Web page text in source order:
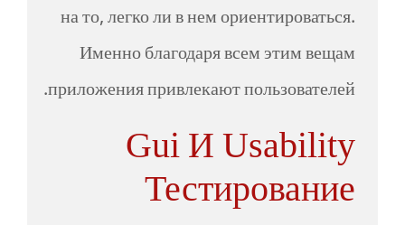
на то, легко ли в нем ориентироваться.
Именно благодаря всем этим вещам
приложения привлекают пользователей.
Gui И Usability
Тестирование